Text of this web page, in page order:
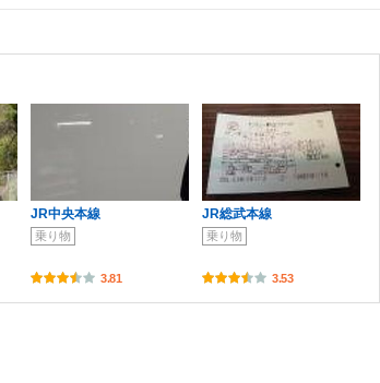
JR中央本線
乗り物
3.81
JR総武本線
乗り物
3.53